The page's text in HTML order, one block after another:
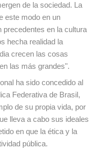
de la sociedad. La
este modo en un
en la cultura
hecha realidad la
crecen las cosas
las más grandes".
ha sido concedido al
Federativa de Brasil,
de su propia vida, por
lleva a cabo sus ideales
en que la ética y la
pública.